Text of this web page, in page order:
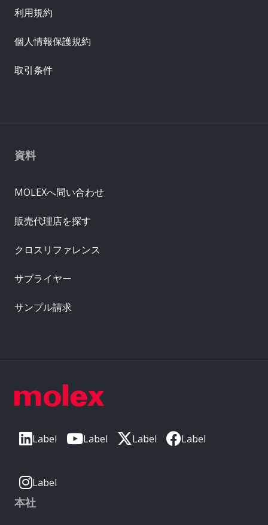
Label Label Label Label
Label
本社
資料
MOLEXへ問い合わせ
販売代理店を探す
クロスリファレンス
サプライヤー
サンプル請求
利用規約
個人情報保護規約
取引条件